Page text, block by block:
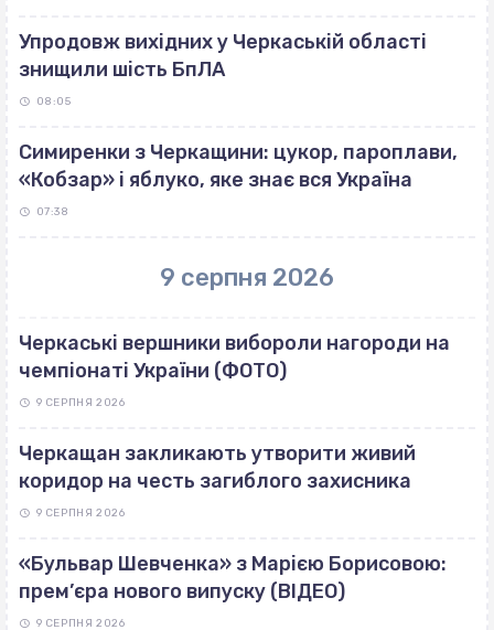
Упродовж вихідних у Черкаській області
знищили шість БпЛА
08:05
Симиренки з Черкащини: цукор, пароплави,
«Кобзар» і яблуко, яке знає вся Україна
07:38
9 серпня 2026
Черкаські вершники вибороли нагороди на
чемпіонаті України (ФОТО)
9 СЕРПНЯ 2026
Черкащан закликають утворити живий
коридор на честь загиблого захисника
9 СЕРПНЯ 2026
«Бульвар Шевченка» з Марією Борисовою:
прем’єра нового випуску (ВІДЕО)
9 СЕРПНЯ 2026